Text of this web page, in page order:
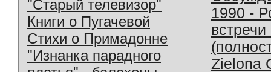
"Старый телевизор"
Книги о Пугачевой
Стихи о Примадонне
"Изнанка парадного
1990 -
Zielona